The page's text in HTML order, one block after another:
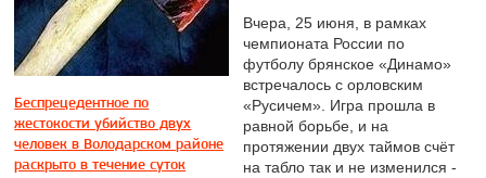
Беспрецедентное по
жестокости убийство двух
человек в Володарском районе
раскрыто в течение суток
Вчера, 25 июня, в рамках
чемпионата России по
футболу брянское «Динамо»
встречалось с орловским
«Русичем». Игра прошла в
равной борьбе, и на
протяжении двух таймов счёт
на табло так и не изменился -